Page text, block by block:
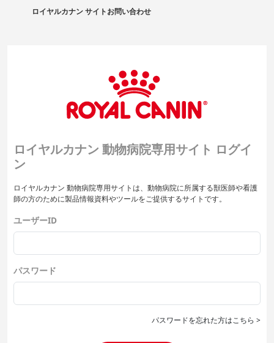
ロイヤルカナン サイトお問い合わせ
ロイヤルカナン 動物病院専用サイト ログイ
ン
ロイヤルカナン 動物病院専用サイトは、動物病院に所属する獣医師や看護
師の方のために製品情報資料やツールをご提供するサイトです。
ユーザーID
パスワード
パスワードを忘れた方はこちら >